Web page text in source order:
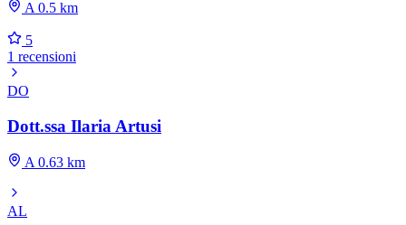
A 0.5 km
5
1 recensioni
DO
Dott.ssa Ilaria Artusi
A 0.63 km
AL